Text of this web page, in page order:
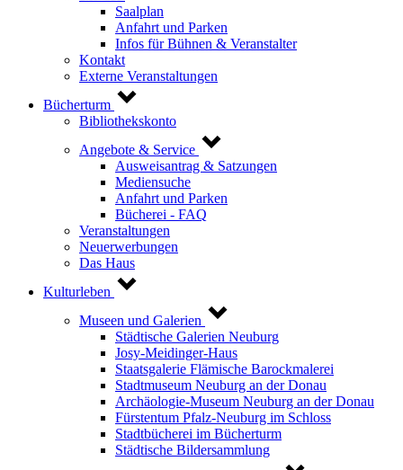
Saalplan
Anfahrt und Parken
Infos für Bühnen & Veranstalter
Kontakt
Externe Veranstaltungen
Bücherturm
Bibliothekskonto
Angebote & Service
Ausweisantrag & Satzungen
Mediensuche
Anfahrt und Parken
Bücherei - FAQ
Veranstaltungen
Neuerwerbungen
Das Haus
Kulturleben
Museen und Galerien
Städtische Galerien Neuburg
Josy-Meidinger-Haus
Staatsgalerie Flämische Barockmalerei
Stadtmuseum Neuburg an der Donau
Archäologie-Museum Neuburg an der Donau
Fürstentum Pfalz-Neuburg im Schloss
Stadtbücherei im Bücherturm
Städtische Bildersammlung